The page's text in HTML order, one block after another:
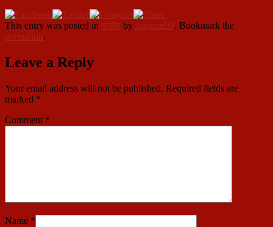
This entry was posted in জাতীয় by santanu99. Bookmark the
permalink.
Leave a Reply
Your email address will not be published. Required fields are
marked *
Comment *
Name *